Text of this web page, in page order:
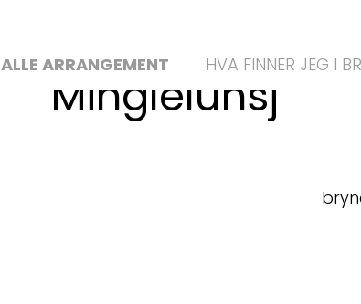
ALLE ARRANGEMENT HVA FINNER JEG I
Minglelunsj